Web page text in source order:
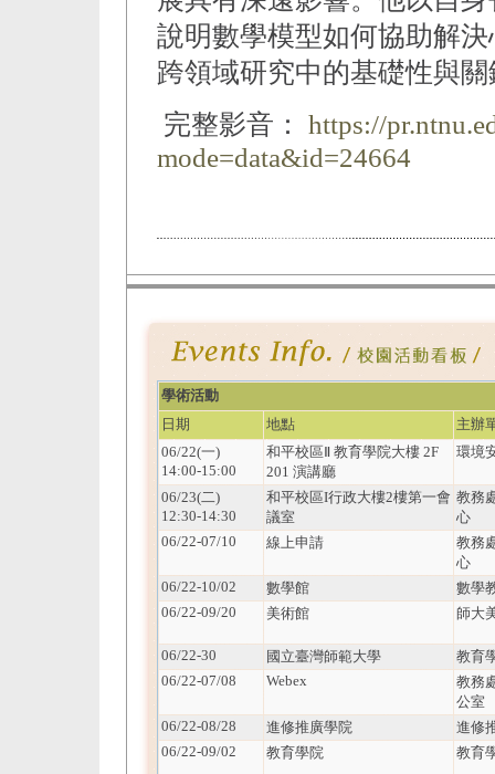
說明數學模型如何協助解
跨領域研究中的基礎性與
完整影音：
https://
mode=data&id=24664
學術活動
日期
地點
主辦
06/22(一)
14:00-15:00
和平校區Ⅱ 教育學院大樓 2F
201 演講廳
環境
06/23(二)
12:30-14:30
和平校區I行政大樓2樓第一會
議室
教務
心
06/22-07/10
線上申請
教務
心
06/22-10/02
數學館
數學
06/22-09/20
美術館 師大
06/22-30 國立臺灣師範大學
教育
06/22-07/08
Webex
教務
公室
06/22-08/28
進修推廣學院
進修
06/22-09/02
教育學院 教育